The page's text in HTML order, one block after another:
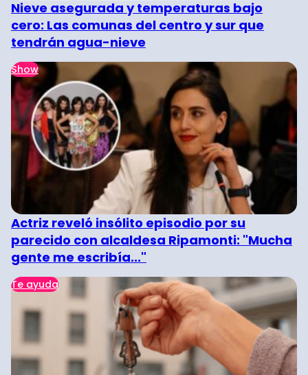
Nieve asegurada y temperaturas bajo
cero: Las comunas del centro y sur que
tendrán agua-nieve
Show
Actriz reveló insólito episodio por su
parecido con alcaldesa Ripamonti: "Mucha
gente me escribía..."
Te ayuda